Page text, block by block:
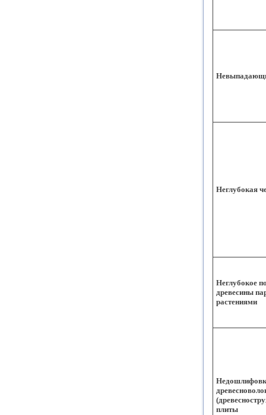
Неглубокая
Неглубокое
древесины
растениями
плиты